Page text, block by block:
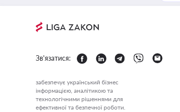
Зв'язатися:
забезпечує український бізнес
інформацією, аналітикою та
технологічними рішеннями для
ефективної та безпечної роботи.